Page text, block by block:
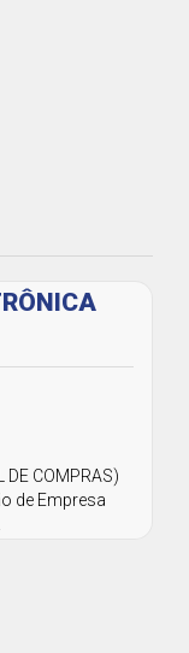
DE COMPRAS)
de Empresa